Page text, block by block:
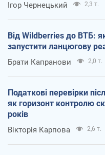
Ігор Чернецький 2,3 т.
Від Wildberries до ВТБ:
запустити ланцюгову
Брати Капранови 2,0 т.
Податкові перевірки
як горизонт контролю
років
Вікторія Карпова 2,6 т.